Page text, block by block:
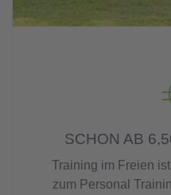
SCHON AB
Training im Freien
zum Personal